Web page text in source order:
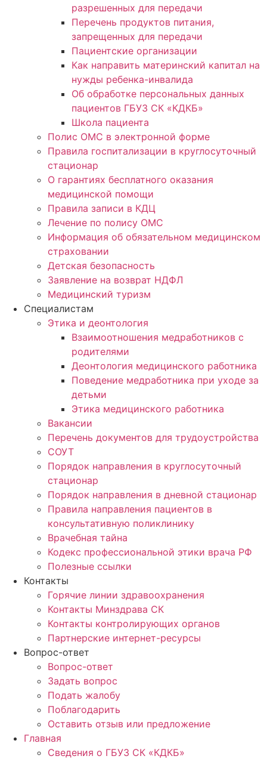
разрешенных для передачи
Перечень продуктов питания,
запрещенных для передачи
Пациентские организации
Как направить материнский капитал на
нужды ребенка-инвалида
Об обработке персональных данных
пациентов ГБУЗ СК «КДКБ»
Школа пациента
Полис ОМС в электронной форме
Правила госпитализации в круглосуточный
стационар
О гарантиях бесплатного оказания
медицинской помощи
Правила записи в КДЦ
Лечение по полису ОМС
Информация об обязательном медицинском
страховании
Детская безопасность
Заявление на возврат НДФЛ
Медицинский туризм
Специалистам
Этика и деонтология
Взаимоотношения медработников с
родителями
Деонтология медицинского работника
Поведение медработника при уходе за
детьми
Этика медицинского работника
Вакансии
Перечень документов для трудоустройства
СОУТ
Порядок направления в круглосуточный
стационар
Порядок направления в дневной стационар
Правила направления пациентов в
консультативную поликлинику
Врачебная тайна
Кодекс профессиональной этики врача РФ
Полезные ссылки
Контакты
Горячие линии здравоохранения
Контакты Минздрава СК
Контакты контролирующих органов
Партнерские интернет-ресурсы
Вопрос-ответ
Вопрос-ответ
Задать вопрос
Подать жалобу
Поблагодарить
Оставить отзыв или предложение
Главная
Сведения о ГБУЗ СК «КДКБ»